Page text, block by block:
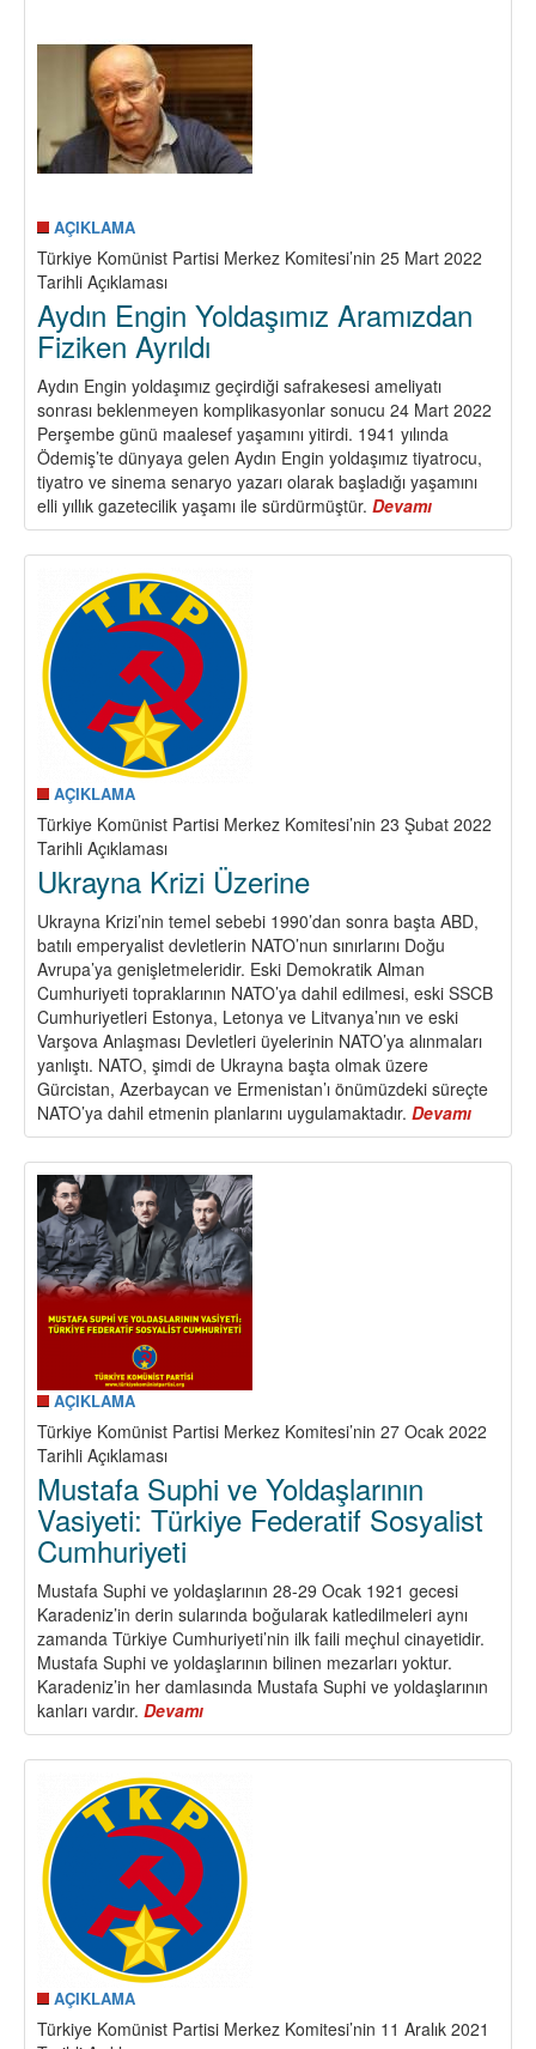
Yoldaşı
Kaybettik
AÇIKLAMA
Türkiye Komünist Partisi Merkez Komitesi’nin 25 Mart 2022
Tarihli Açıklaması
Aydın Engin Yoldaşımız Aramızdan
Fiziken Ayrıldı
Aydın Engin yoldaşımız geçirdiği safrakesesi ameliyatı
sonrası beklenmeyen komplikasyonlar sonucu 24 Mart 2022
Perşembe günü maalesef yaşamını yitirdi. 1941 yılında
Ödemiş’te dünyaya gelen Aydın Engin yoldaşımız tiyatrocu,
tiyatro ve sinema senaryo yazarı olarak başladığı yaşamını
elli yıllık gazetecilik yaşamı ile sürdürmüştür. Devamı
Aydın
Engin
AÇIKLAMA
Türkiye Komünist Partisi Merkez Komitesi’nin 23 Şubat 2022
Tarihli Açıklaması
Ukrayna Krizi Üzerine
Ukrayna Krizi’nin temel sebebi 1990’dan sonra başta ABD,
batılı emperyalist devletlerin NATO’nun sınırlarını Doğu
Avrupa’ya genişletmeleridir. Eski Demokratik Alman
Cumhuriyeti topraklarının NATO’ya dahil edilmesi, eski SSCB
Cumhuriyetleri Estonya, Letonya ve Litvanya’nın ve eski
Varşova Anlaşması Devletleri üyelerinin NATO’ya alınmaları
yanlıştı. NATO, şimdi de Ukrayna başta olmak üzere
Gürcistan, Azerbaycan ve Ermenistan’ı önümüzdeki süreçte
NATO’ya dahil etmenin planlarını uygulamaktadır. Devamı
Krizi
AÇIKLAMA
Türkiye Komünist Partisi Merkez Komitesi’nin 27 Ocak 2022
Tarihli Açıklaması
Mustafa Suphi ve Yoldaşlarının
Vasiyeti: Türkiye Federatif Sosyalist
Cumhuriyeti
Mustafa Suphi ve yoldaşlarının 28-29 Ocak 1921 gecesi
Karadeniz’in derin sularında boğularak katledilmeleri aynı
zamanda Türkiye Cumhuriyeti’nin ilk faili meçhul cinayetidir.
Mustafa Suphi ve yoldaşlarının bilinen mezarları yoktur.
Karadeniz’in her damlasında Mustafa Suphi ve yoldaşlarının
kanları vardır. Devamı
Mustafa
Suphi
Yoldaşlarının
Vasiyeti:
Türkiye
Federatif
Sosyalist
Cumhuriyeti
AÇIKLAMA
Türkiye Komünist Partisi Merkez Komitesi’nin 11 Aralık 2021